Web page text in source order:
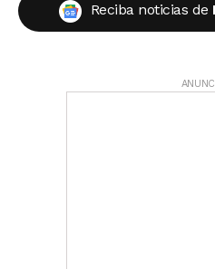
Reciba noticias de